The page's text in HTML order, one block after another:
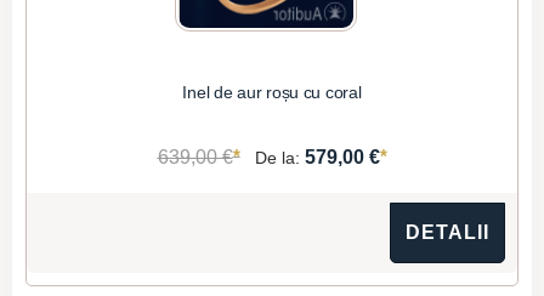
Inel de aur roșu cu coral
639,00 €* De la: 579,00 €*
DETALII